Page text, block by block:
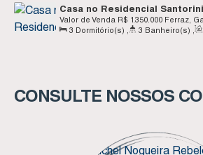
Casa no Residencial
Garopaba SCR$ 1.350.000
Valor de Venda
Ferraz,
Brasil
3 Dormitório(s) 3 Banheiro(s)
CONSULTE NOSSOS